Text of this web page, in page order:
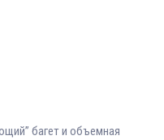
багет и объемная